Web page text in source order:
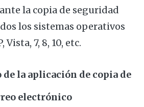
la copia de seguridad
los sistemas operativos
Vista, 7, 8, 10, etc.
la aplicación de copia de
electrónico